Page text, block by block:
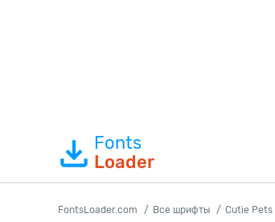
Fonts
Loader
FontsLoader.com Все шрифты Cutie Pets